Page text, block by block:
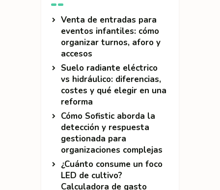
Venta de entradas para
eventos infantiles: cómo
organizar turnos, aforo y
accesos
Suelo radiante eléctrico
vs hidráulico: diferencias,
costes y qué elegir en una
reforma
Cómo Sofistic aborda la
detección y respuesta
gestionada para
organizaciones complejas
¿Cuánto consume un foco
LED de cultivo?
Calculadora de gasto